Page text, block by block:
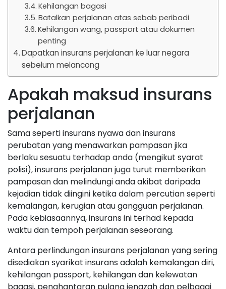
Kehilangan bagasi
Batalkan perjalanan atas sebab peribadi
Kehilangan wang, passport atau dokumen
penting
Dapatkan insurans perjalanan ke luar negara
sebelum melancong
Apakah maksud insurans
perjalanan
Sama seperti insurans nyawa dan insurans
perubatan yang menawarkan pampasan jika
berlaku sesuatu terhadap anda (mengikut syarat
polisi), insurans perjalanan juga turut memberikan
pampasan dan melindungi anda akibat daripada
kejadian tidak diingini ketika dalam percutian seperti
kemalangan, kerugian atau gangguan perjalanan.
Pada kebiasaannya, insurans ini terhad kepada
waktu dan tempoh perjalanan seseorang.
Antara perlindungan insurans perjalanan yang sering
disediakan syarikat insurans adalah kemalangan diri,
kehilangan passport, kehilangan dan kelewatan
bagasi, penghantaran pulang jenazah dan pelbagai